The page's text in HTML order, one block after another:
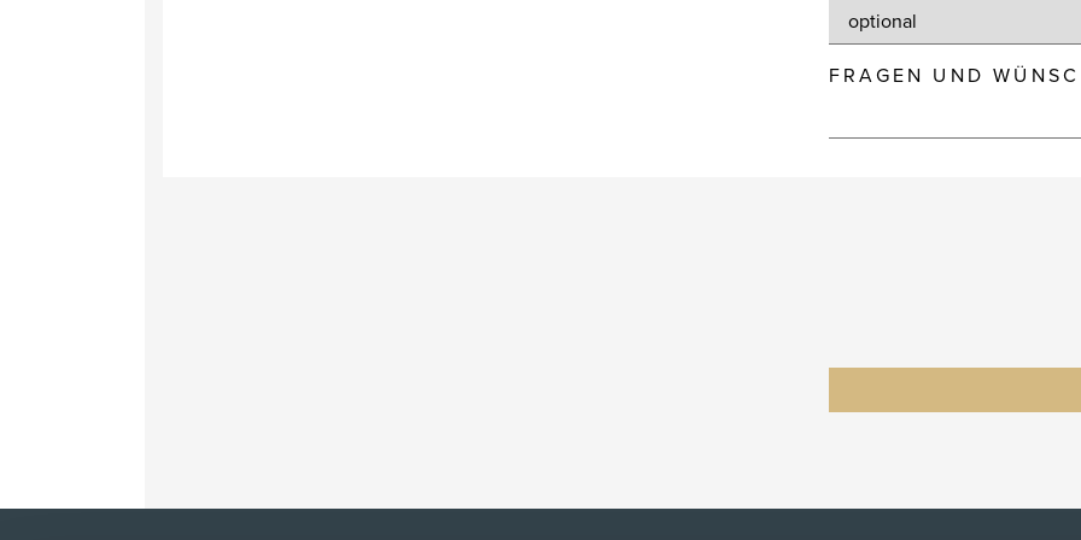
FRAGEN UND